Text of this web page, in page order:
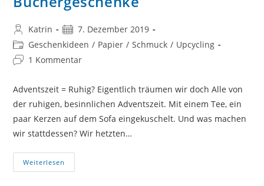
Beitrags-
Autor:
Katrin
Beitrag
veröffentlicht:
7. Dezember 2019
Beitrags-
Kategorie:
Geschenkideen / Papier / Schmuck / Upcycling
Beitrags-
1 Kommentar
Adventszeit = Ruhig? Eigentlich träumen wir doch Alle von
der ruhigen, besinnlichen Adventszeit. Mit einem Tee, ein
paar Kerzen auf dem Sofa eingekuschelt. Und was machen
wir stattdessen? Wir hetzten…
Weiterlesen
Und